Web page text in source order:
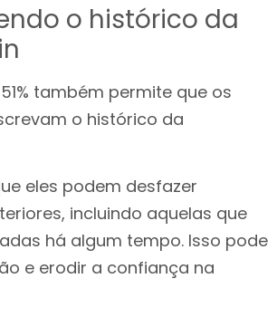
o histórico da
também permite que os
o histórico da
eles podem desfazer
incluindo aquelas que
há algum tempo. Isso pode
e erodir a confiança na